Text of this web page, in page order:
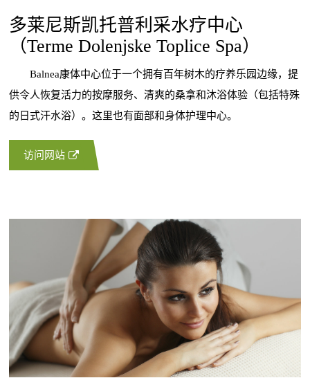
多莱尼斯凯托普利采水疗中心
（Terme Dolenjske Toplice Spa）
Balnea康体中心位于一个拥有百年树木的疗养乐园边缘，提
供令人恢复活力的按摩服务、清爽的桑拿和沐浴体验（包括特殊
的日式汗水浴）。这里也有面部和身体护理中心。
访问网站